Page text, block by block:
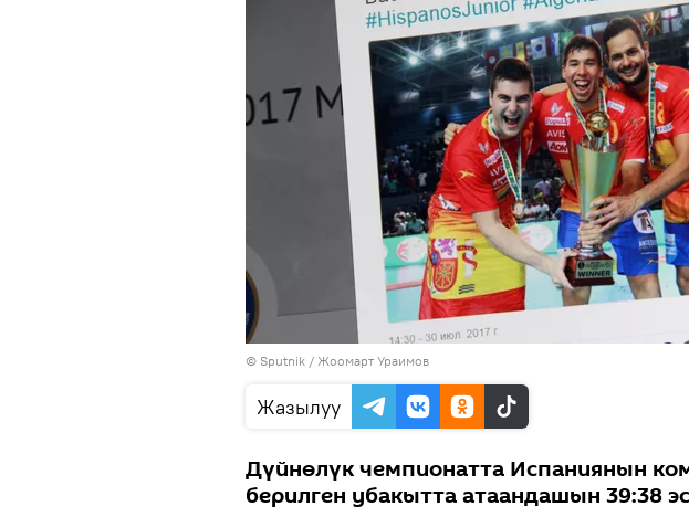
© Sputnik / Жоомарт Ураимов
Жазылуу
Дүйнөлүк чемпионатта Испаниянын
берилген убакытта атаандашын 39:38